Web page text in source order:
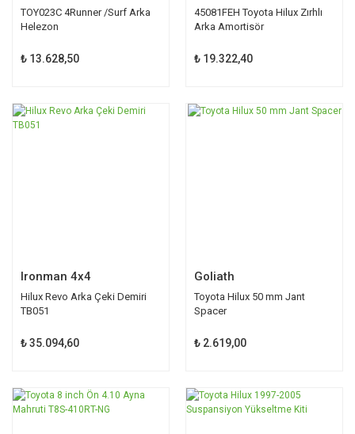
TOY023C 4Runner /Surf Arka
Helezon
₺ 13.628,50
45081FEH Toyota Hilux Zırhlı
Arka Amortisör
₺ 19.322,40
Ironman 4x4
Hilux Revo Arka Çeki Demiri
TB051
₺ 35.094,60
Goliath
Toyota Hilux 50 mm Jant
Spacer
₺ 2.619,00